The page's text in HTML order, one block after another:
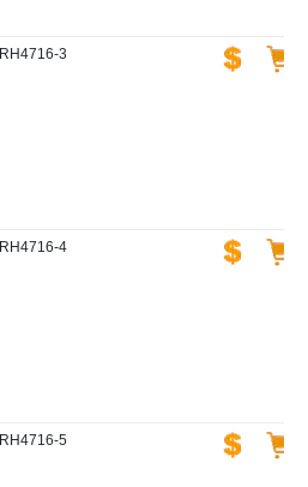
RH4716-3
RH4716-4
RH4716-5